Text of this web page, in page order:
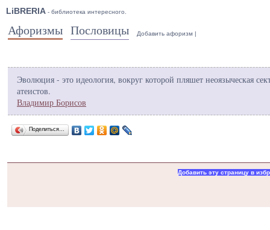
LiBRERIA - библиотека интересного.
Афоризмы Пословицы Добавить афоризм |
Эволюция - это идеология, вокруг которой пляшет неоязыческая
атеистов.
Владимир Борисов
Поделиться…
Добавить эту страницу в